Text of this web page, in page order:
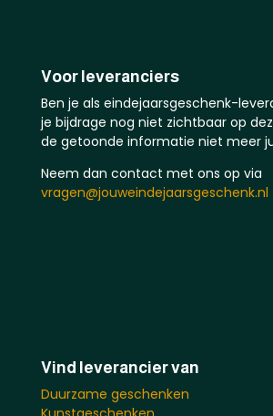
Voor leveranciers
Ben je als eindejaarsgeschenk-
je bijdrage nog niet zichtbaar op
de getoonde informatie niet meer
Neem dan contact met ons op via
vragen@jouweindejaarsgeschenk.nl
Vind leverancier van
Duurzame geschenken